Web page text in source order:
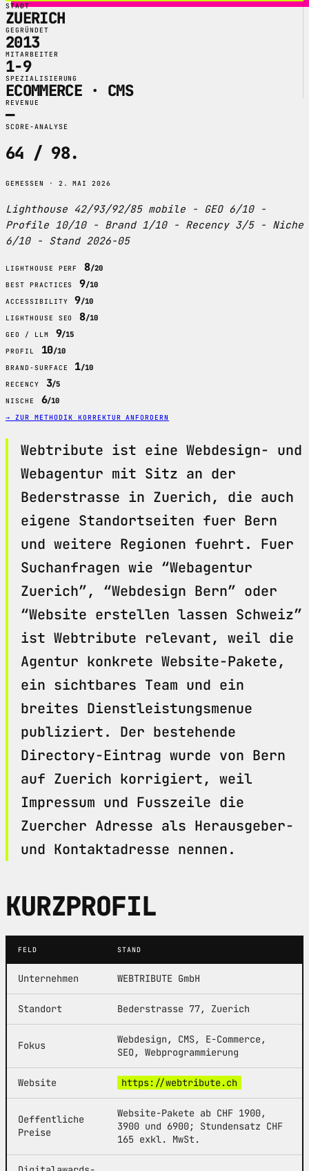
STADT
ZUERICH
GEGRÜNDET
2013
MITARBEITER
1-9
SPEZIALISIERUNG
ECOMMERCE · CMS
REVENUE
—
SCORE-ANALYSE
64 / 98.
GEMESSEN · 2. MAI 2026
Lighthouse 42/93/92/85 mobile - GEO 6/10 -
Profile 10/10 - Brand 1/10 - Recency 3/5 - Niche
6/10 - Stand 2026-05
LIGHTHOUSE PERF 8/20
BEST PRACTICES 9/10
ACCESSIBILITY 9/10
LIGHTHOUSE SEO 8/10
GEO / LLM 9/15
PROFIL 10/10
BRAND-SURFACE 1/10
RECENCY 3/5
NISCHE 6/10
→ ZUR METHODIK KORREKTUR ANFORDERN
Webtribute ist eine Webdesign- und
Webagentur mit Sitz an der
Bederstrasse in Zuerich, die auch
eigene Standortseiten fuer Bern
und weitere Regionen fuehrt. Fuer
Suchanfragen wie “Webagentur
Zuerich”, “Webdesign Bern” oder
“Website erstellen lassen Schweiz”
ist Webtribute relevant, weil die
Agentur konkrete Website-Pakete,
ein sichtbares Team und ein
breites Dienstleistungsmenue
publiziert. Der bestehende
Directory-Eintrag wurde von Bern
auf Zuerich korrigiert, weil
Impressum und Fusszeile die
Zuercher Adresse als Herausgeber-
und Kontaktadresse nennen.
KURZPROFIL
FELD STAND
Unternehmen WEBTRIBUTE GmbH
Standort Bederstrasse 77, Zuerich
Fokus
Webdesign, CMS, E-Commerce,
SEO, Webprogrammierung
Website https://webtribute.ch
Oeffentliche
Preise
Website-Pakete ab CHF 1900,
3900 und 6900; Stundensatz CHF
165 exkl. MwSt.